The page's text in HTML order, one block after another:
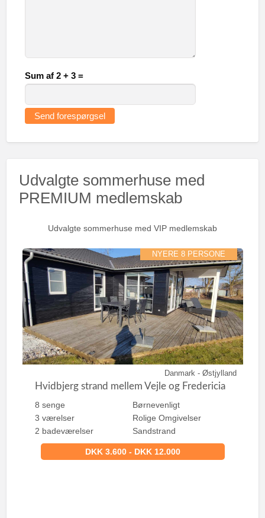
Sum af 2 + 3 =
Udvalgte sommerhuse med
PREMIUM medlemskab
Udvalgte sommerhuse med VIP medlemskab
NYERE 8 PERSONE
Danmark - Østjylland
Hvidbjerg strand mellem Vejle og Fredericia
8 senge
3 værelser
2 badeværelser
Børnevenligt
Rolige Omgivelser
Sandstrand
DKK 3.600 - DKK 12.000